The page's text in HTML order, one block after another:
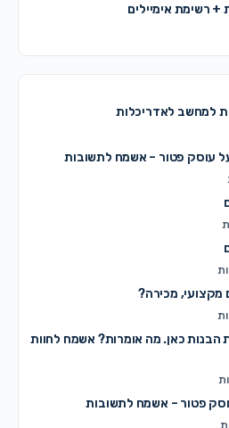
+ רשימת אימיילים
למחשב לאדריכלות
עוסק פטור – אשמח לתשובות
מקצועי, מכירה?
הבנות כאן. מה אומרות? אשמח לחוות
פטור – אשמח לתשובות